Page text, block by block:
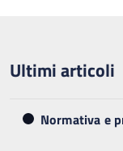
Ultimi articoli
Normativa e